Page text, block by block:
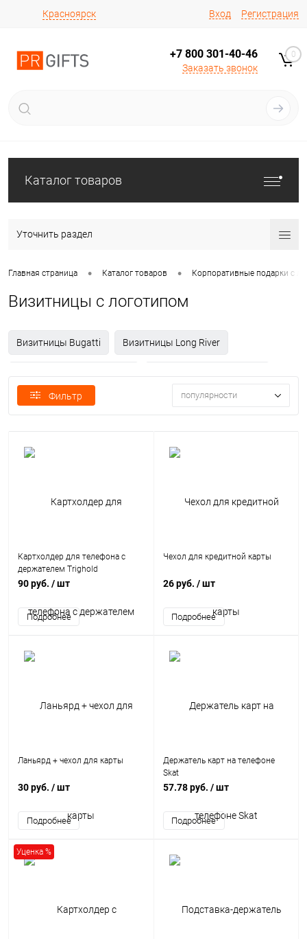
Вход Регистрация
Красноярск
+7 800 301-40-46
Заказать звонок
0
Каталог товаров
Уточнить раздел
Главная страница • Каталог товаров • Корпоративные подарки с
Визитницы с логотипом
Визитницы Bugatti Визитницы Long River
Визитницы Matteo Tantini
Визитницы XD Collection
Фильтр
популярности
Картхолдер для телефона с
держателем Trighold
90 руб. / шт
Чехол для кредитной карты
26 руб. / шт
Ланьярд + чехол для карты
30 руб. / шт
Держатель карт на телефоне
Skat
57.78 руб. / шт
Уценка %